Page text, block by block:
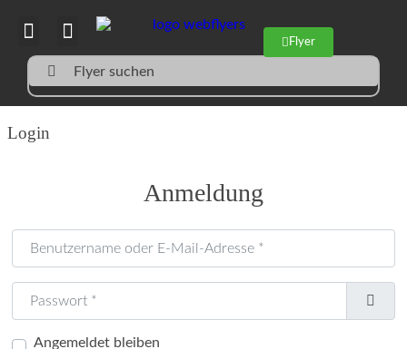
Flyer
Flyer suchen
Login
Anmeldung
Benutzername oder E-Mail-Adresse
Passwort
Angemeldet bleiben